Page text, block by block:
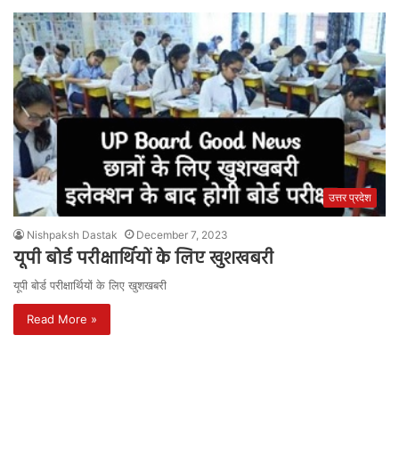
उत्तर प्रदेश
Nishpaksh Dastak December 7, 2023
यूपी बोर्ड परीक्षार्थियों के लिए खुशखबरी
यूपी बोर्ड परीक्षार्थियों के लिए खुशखबरी
Read More »